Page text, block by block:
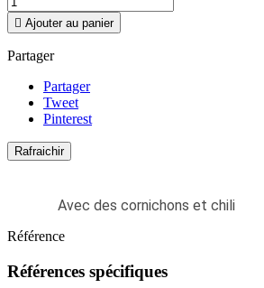
 Ajouter au panier
Partager
Partager
Tweet
Pinterest
Avec des cornichons et chili
Référence
Références spécifiques